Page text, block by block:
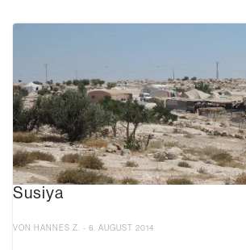
Susiya
VON HANNES Z. - 6. AUGUST 2014